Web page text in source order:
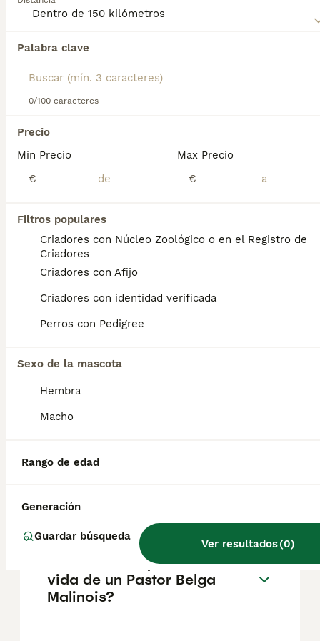
Palabra clave
0/100 caracteres
Precio
Min Precio
€
Max Precio
€
Filtros populares
Criadores con Núcleo Zoológico o en el Registro de
Criadores
Criadores con Afijo
Criadores con identidad verificada
Perros con Pedigree
Sexo de la mascota
Hembra
Macho
Rango de edad
Generación
Guardar búsqueda
Ver resultados(0)
Encontramos 0 Pastor Belga Malinois Perros
Si deseas exactamente esta búsqueda guarda tu
búsqueda y espera el resultado perfecto:
Preguntas frecuentes
¿Cuánto cuesta un cachorro
de Pastor Belga Malinois?
El coste medio de un cachorro de Pastor
Belga Malinois en España es de
aproximadamente 700€, aunque los precios
pueden variar según factores como el
¿Cómo es el carácter de
Pastor Belga Malinois?
Pastor Belga Malinois?
¿Cuál es la esperanza de
vida de un Pastor Belga
Malinois?